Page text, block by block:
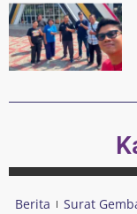
Berita Surat